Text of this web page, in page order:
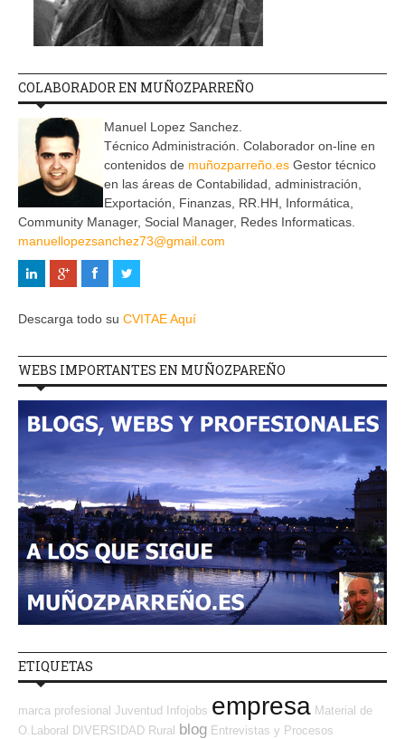
COLABORADOR EN MUÑOZPARREÑO
Manuel Lopez Sanchez.
Técnico Administración. Colaborador on-line en
contenidos de muñozparreño.es Gestor técnico
en las áreas de Contabilidad, administración,
Exportación, Finanzas, RR.HH, Informática,
Community Manager, Social Manager, Redes Informaticas.
manuellopezsanchez73@gmail.com
Descarga todo su CVITAE Aquí
WEBS IMPORTANTES EN MUÑOZPAREÑO
ETIQUETAS
marca profesional Juventud Infojobs empresa Material de
O.Laboral DIVERSIDAD Rural blog Entrevistas y Procesos